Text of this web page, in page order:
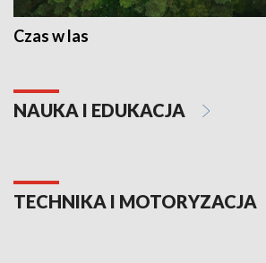
Czas w las
NAUKA I EDUKACJA
TECHNIKA I MOTORYZACJA